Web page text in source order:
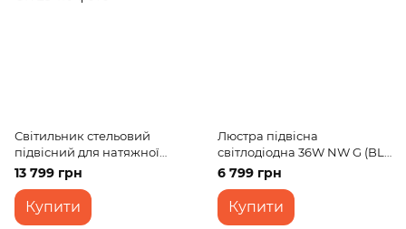
Світильник стельовий
підвісний для натяжної
стелі BL-483S/96W LED GR
13 799 грн
Купити
Люстра підвісна
світлодіодна 36W NW G (BL-
674S/2)
6 799 грн
Купити